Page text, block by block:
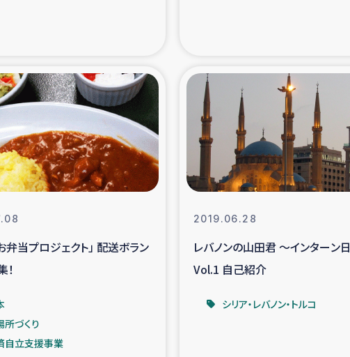
トルコ・シリア地震被災者支援
コーヒー生産者支援
ベイルート大規模爆発被災者支援
アグロフォレストリー（カカオ）事業
弁当プロジェクト」 配送ボラン
所づくり
自立支援事業
2019.06.28
レバノンの山田君 ～インターン
Vol.1 自己紹介
シリア・レバノン・トルコ